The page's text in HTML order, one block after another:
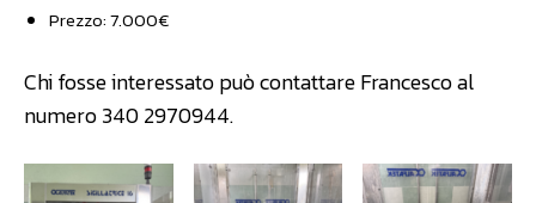
Prezzo: 7.000€
Chi fosse interessato può contattare Francesco al
numero 340 2970944.